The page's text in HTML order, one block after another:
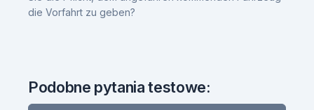
die Vorfahrt zu geben?
Podobne pytania testowe: